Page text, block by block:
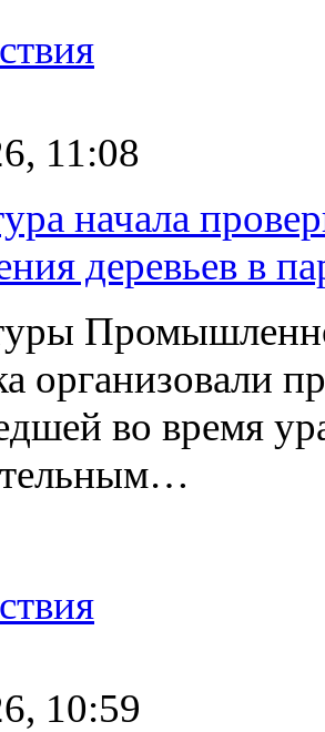
11:08
начала
деревьев в
организовали
во время
10:59